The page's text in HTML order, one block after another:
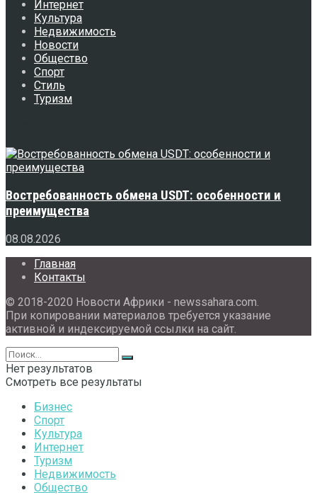
Интернет
Культура
Недвижимость
Новости
Общество
Спорт
Стиль
Туризм
Востребованность обмена USDT: особенности и
преимущества
08.08.2026
Главная
Контакты
© 2018-2020 Новости Африки - newssahara.com.
При копировании материалов требуется указание
активной и индексируемой ссылки на сайт.
Нет результатов
Смотреть все результаты
Бизнес
Спорт
Культура
Интернет
Туризм
Недвижимость
Общество